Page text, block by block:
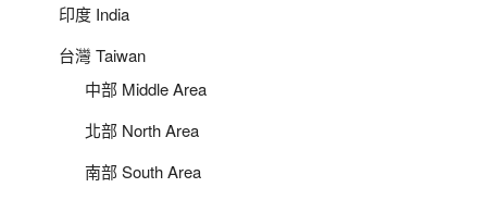
印度 India
台灣 Taiwan
中部 Middle Area
北部 North Area
南部 South Area